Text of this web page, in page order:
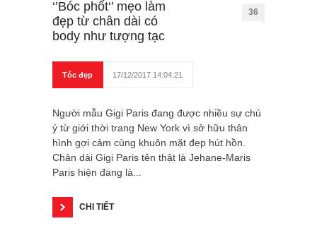
‘’Bóc phốt‘’ mẹo làm
đẹp từ chân dài có
body như tượng tạc
36
Tóc đẹp 17/12/2017 14:04:21
Người mẫu Gigi Paris đang được nhiều sự chú
ý từ giới thời trang New York vì sở hữu thân
hình gợi cảm cùng khuôn mặt đẹp hút hồn.
Chân dài Gigi Paris tên thật là Jehane-Maris
Paris hiện đang là...
CHI TIẾT